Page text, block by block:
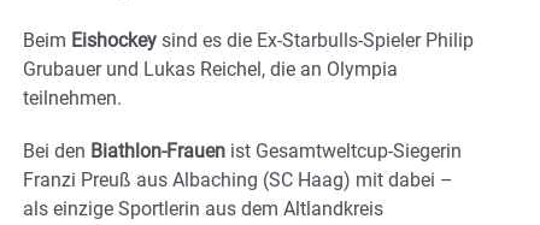
Beim Eishockey sind es die Ex-Starbulls-Spieler Philip
Grubauer und Lukas Reichel, die an Olympia
teilnehmen.
Bei den Biathlon-Frauen ist Gesamtweltcup-Siegerin
Franzi Preuß aus Albaching (SC Haag) mit dabei –
als einzige Sportlerin aus dem Altlandkreis